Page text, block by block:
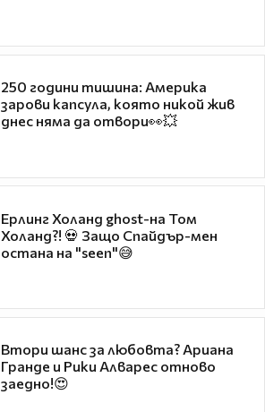
250 години тишина: Америка
зарови капсула, която никой жив
днес няма да отвори👀💥
Ерлинг Холанд ghost-на Том
Холанд?! 💀 Защо Спайдър-мен
остана на "seen"😅
Втори шанс за любовта? Ариана
Гранде и Рики Алварес отново
заедно!😍